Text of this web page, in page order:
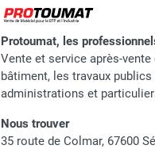
Protoumat, les
Vente et service après-
bâtiment, les travaux
administrations et
Nous trouver
35 route de Colmar, 67600